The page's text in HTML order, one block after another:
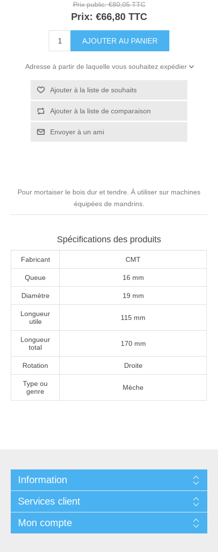
Prix public: €80,05 TTC
Prix: €66,80 TTC
Adresse à partir de laquelle vous souhaitez expédier
Pour mortaiser le bois dur et tendre. À utiliser sur machines
équipées de mandrins.
Spécifications des produits
Fabricant CMT
Queue 16 mm
Diamètre 19 mm
Longueur
utile
115 mm
Longueur
total
170 mm
Rotation Droite
Type ou
genre
Mèche
Information
Services client
Mon compte